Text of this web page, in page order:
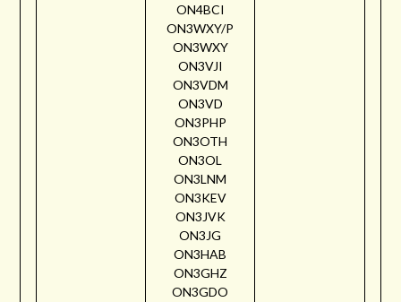
ON4BCI
ON3WXY/P
ON3WXY
ON3VJI
ON3VDM
ON3VD
ON3PHP
ON3OTH
ON3OL
ON3LNM
ON3KEV
ON3JVK
ON3JG
ON3HAB
ON3GHZ
ON3GDO